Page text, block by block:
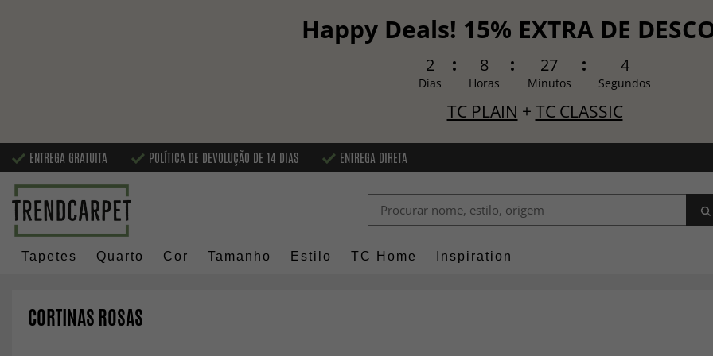
Happy Deals! 15% EXTRA DE
2
Dias
8
Horas
27
Minutos
3
Segundos
TC PLAIN + TC CLASSIC
ENTREGA GRATUITA POLÍTICA DE DEVOLUÇÃO DE 14 DIAS ENTREGA DIRETA
Tapetes Quarto Cor Tamanho Estilo TC Home Inspiration
CORTINAS ROSAS